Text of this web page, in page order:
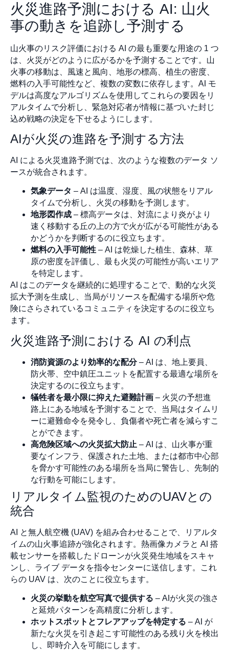
火災進路予測における AI: 山火
事の動きを追跡し予測する
山火事のリスク評価における AI の最も重要な用途の 1 つ
は、火災がどのように広がるかを予測することです。山
火事の移動は、風速と風向、地形の標高、植生の密度、
燃料の入手可能性など、複数の変数に依存します。AI モ
デルは高度なアルゴリズムを使用してこれらの要因をリ
アルタイムで分析し、緊急対応者が情報に基づいた封じ
込め戦略の決定を下せるようにします。
AIが火災の進路を予測する方法
AI による火災進路予測では、次のような複数のデータ ソ
ースが統合されます。
気象データ – AI は温度、湿度、風の状態をリアル
タイムで分析し、火災の移動を予測します。
地形図作成 – 標高データは、対流により炎がより
速く移動する丘の上の方で火が広がる可能性がある
かどうかを判断するのに役立ちます。
燃料の入手可能性 – AI は乾燥した植生、森林、草
原の密度を評価し、最も火災の可能性が高いエリア
を特定します。
AI はこのデータを継続的に処理することで、動的な火災
拡大予測を生成し、当局がリソースを配備する場所や危
険にさらされているコミュニティを決定するのに役立ち
ます。
火災進路予測における AI の利点
消防資源のより効率的な配分– AI は、地上要員、
防火帯、空中鎮圧ユニットを配置する最適な場所を
決定するのに役立ちます。
犠牲者を最小限に抑えた避難計画 – 火災の予想進
路上にある地域を予測することで、当局はタイムリ
ーに避難命令を発令し、負傷者や死亡者を減らすこ
とができます。
高危険区域への火災拡大防止 – AI は、山火事が重
要なインフラ、保護された土地、または都市中心部
を脅かす可能性のある場所を当局に警告し、先制的
な行動を可能にします。
リアルタイム監視のためのUAVとの
統合
AI と無人航空機 (UAV) を組み合わせることで、リアルタ
イムの山火事追跡が強化されます。熱画像カメラと AI 搭
載センサーを搭載したドローンが火災発生地域をスキャ
ンし、ライブ データを指令センターに送信します。これ
らの UAV は、次のことに役立ちます。
火災の挙動を航空写真で提供する – AIが火災の強さ
と延焼パターンを高精度に分析します。
ホットスポットとフレアアップを特定する – AI が
新たな火災を引き起こす可能性のある残り火を検出
し、即時介入を可能にします。